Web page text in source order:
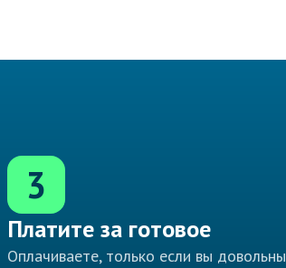
3
Платите за готовое
Оплачиваете, только если вы довольны